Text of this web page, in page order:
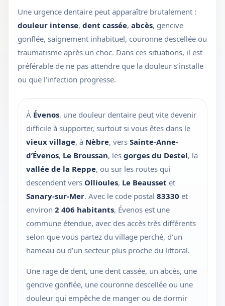
Une urgence dentaire peut apparaître brutalement :
douleur intense, dent cassée, abcès, gencive
gonflée, saignement inhabituel, couronne descellée ou
traumatisme après un choc. Dans ces situations, il est
préférable de ne pas attendre que la douleur s’installe
ou que l’infection progresse.
À Évenos, une douleur dentaire peut vite devenir
difficile à supporter, surtout si vous êtes dans le
vieux village, à Nèbre, vers Sainte-Anne-
d’Évenos, Le Broussan, les gorges du Destel, la
vallée de la Reppe, ou sur les routes qui
descendent vers Ollioules, Le Beausset et
Sanary-sur-Mer. Avec le code postal 83330 et
environ 2 406 habitants, Évenos est une
commune étendue, avec des accès très différents
selon que vous partez du village perché, d’un
hameau ou d’un secteur plus proche du littoral.
Une rage de dent, une dent cassée, un abcès, une
gencive gonflée, une couronne descellée ou une
douleur qui empêche de manger ou de dormir